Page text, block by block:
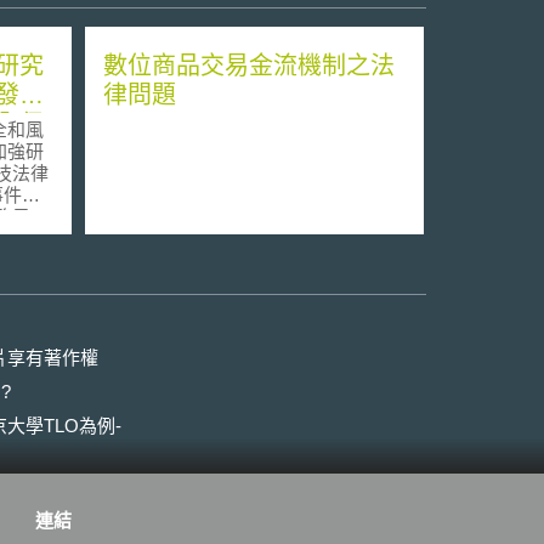
究
支
保
和風
強研
進事
（研
ィに
備
），
研究
受到
數位商品交易金流機制之法
律問題
享有著作權
大學TLO為例-
連結